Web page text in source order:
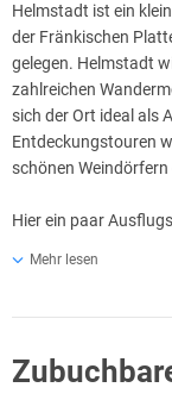
Helmstadt ist ein
der Fränkischen
gelegen. Helmstadt
zahlreichen
sich der Ort ideal als
Entdeckungstouren
schönen
Hier ein paar
Würzburg
architektonischer
Mehr lesen